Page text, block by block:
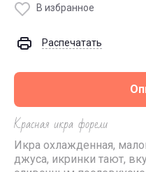
В избранное
Распечатать
Красная икра форели
Икpa oхлажденнaя,
джуcа, икpинки тают,